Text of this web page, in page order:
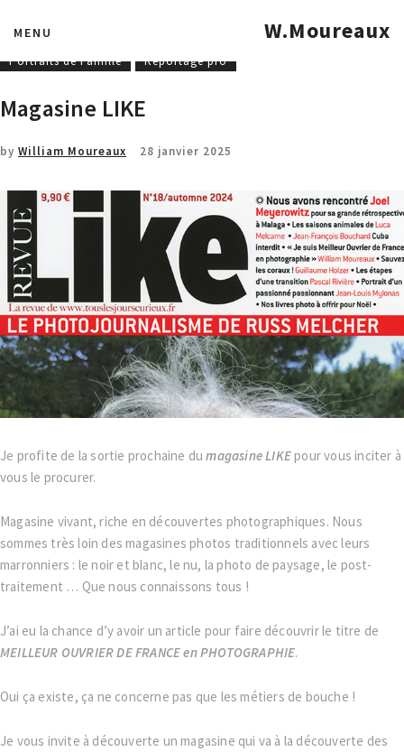
MENU W.Moureaux
Photographies industrielles
Portrait Studio
Portraits de Famille
Reportage pro
Magasine LIKE
by William Moureaux 28 janvier 2025
Je profite de la sortie prochaine dumagasine LIKEpour vous inciter à
vous le procurer.
Magasine vivant, riche en découvertes photographiques. Nous
sommes très loin des magasines photos traditionnels avec leurs
marronniers : le noir et blanc, le nu, la photo de paysage, le post-
traitement … Que nous connaissons tous !
J’ai eu la chance d’y avoir un article pour faire découvrir le titre de
MEILLEUR OUVRIER DE FRANCE en PHOTOGRAPHIE.
Oui ça existe, ça ne concerne pas que les métiers de bouche !
Je vous invite à découverte un magasine qui va à la découverte des